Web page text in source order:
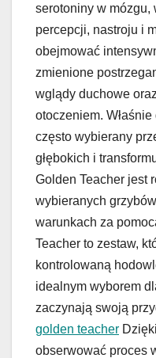
serotoniny w mózgu,
percepcji, nastroju i
obejmować
zmienione
wglądy duchowe
otoczeniem.
często wybierany
głębokich i
Golden Teacher jest
wybieranych
warunkach za
Teacher to zestaw,
kontrolowaną
idealnym wyborem
zaczynają swoją
golden teacher
obserwować proces